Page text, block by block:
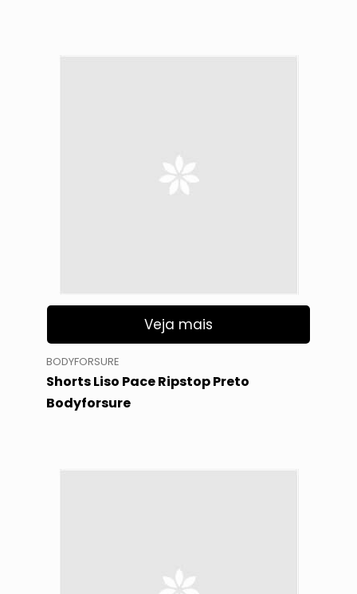
Veja mais
BODYFORSURE
Shorts Liso Pace Ripstop Preto
Bodyforsure